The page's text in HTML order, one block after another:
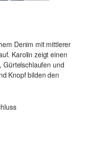
Denim mit mittlerer
Karolin zeigt einen
Gürtelschlaufen und
Knopf bilden den